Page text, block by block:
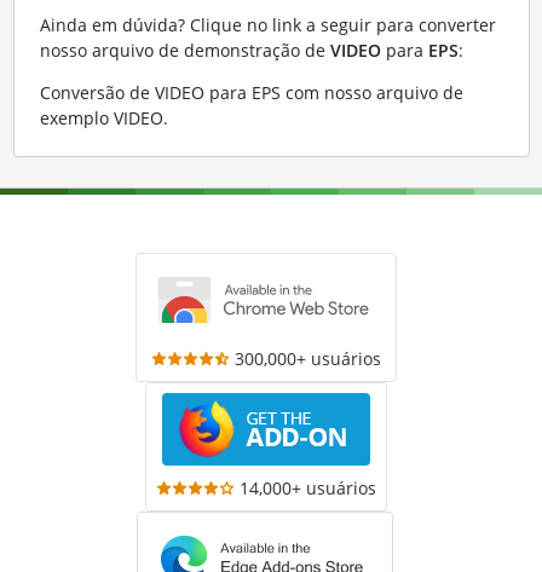
Ainda em dúvida? Clique no link a seguir para converter
nosso arquivo de demonstração de VIDEOpara EPS:
Conversão de VIDEO para EPS com nosso arquivo de
exemplo VIDEO.
300,000+ usuários
14,000+ usuários